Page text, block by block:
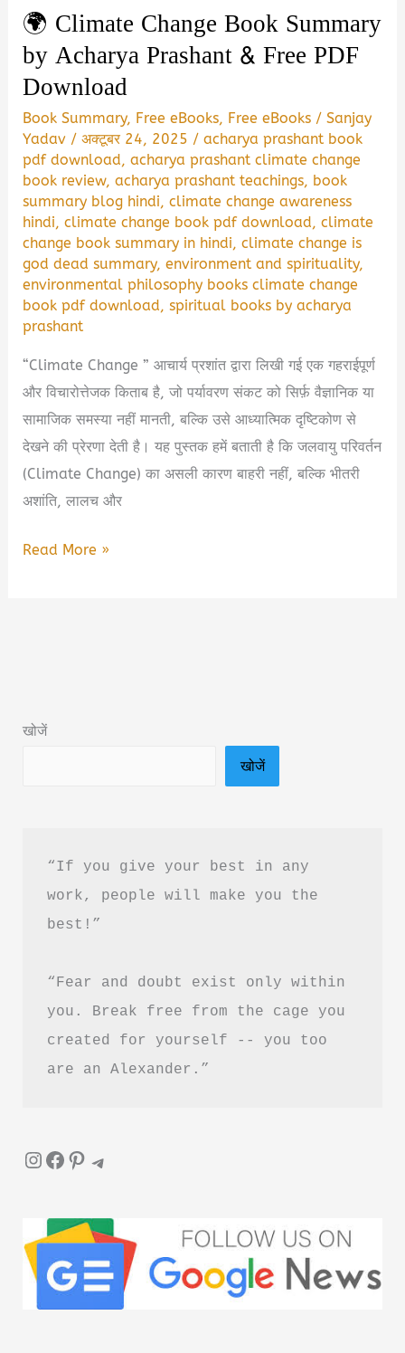
Download
🌍 Climate Change Book Summary
by Acharya Prashant & Free PDF
Download
Book Summary, Free eBooks, Free eBooks /Sanjay
Yadav /अक्टूबर 24, 2025 /acharya prashant book
pdf download,acharya prashant climate change
book review,acharya prashant teachings, book
summary blog hindi,climate change awareness
hindi,climate change book pdf download,climate
change book summary in hindi,climate change is
god dead summary,environment and spirituality,
environmental philosophy books climate change
book pdf download,spiritual books by acharya
prashant
“Climate Change ” आचार्य प्रशांत द्वारा लिखी गई एक गहराईपूर्ण
और विचारोत्तेजक किताब है, जो पर्यावरण संकट को सिर्फ़ वैज्ञानिक या
सामाजिक समस्या नहीं मानती, बल्कि उसे आध्यात्मिक दृष्टिकोण से
देखने की प्रेरणा देती है। यह पुस्तक हमें बताती है कि जलवायु परिवर्तन
(Climate Change) का असली कारण बाहरी नहीं, बल्कि भीतरी
अशांति, लालच और
🌍
Prashant
Read More »
खोजें
खोजें
“If you give your best in any
work, people will make you the
best!”
“Fear and doubt exist only within
you. Break free from the cage you
created for yourself -- you too
are an Alexander.”
InstagramFacebook Pinterest Telegram